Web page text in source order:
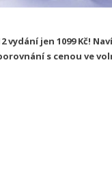
jen 1099 Kč!
s cenou ve